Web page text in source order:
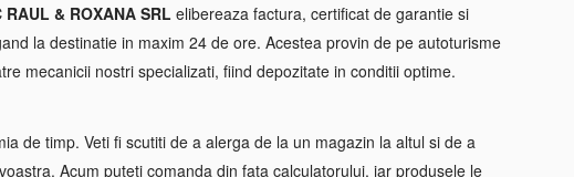
RAUL & ROXANA SRL elibereaza factura, certificat de garantie si
la destinatie in maxim 24 de ore. Acestea provin de pe autoturisme
mecanicii nostri specializati, fiind depozitate in conditii optime.
de timp. Veti fi scutiti de a alerga de la un magazin la altul si de a
Acum puteti comanda din fata calculatorului, iar produsele le